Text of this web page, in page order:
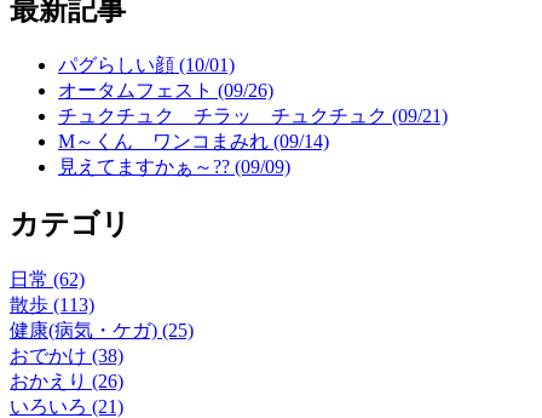
最新記事
パグらしい顔 (10/01)
オータムフェスト (09/26)
チュクチュク チラッ チュクチュク (09/21)
M～くん ワンコまみれ (09/14)
見えてますかぁ～?? (09/09)
カテゴリ
日常 (62)
散歩 (113)
健康(病気・ケガ) (25)
おでかけ (38)
おかえり (26)
いろいろ (21)